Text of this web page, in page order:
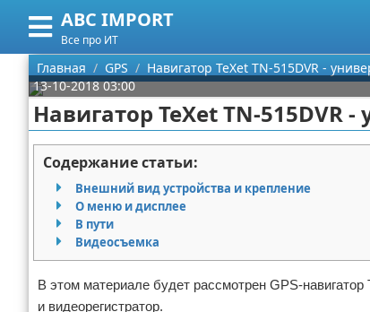
ABC IMPORT
Все про ИТ
Меню
Главная
Категории
Программирование
Оборудование
Ноутбуки
Сотовые телефоны
Электроника
Поиск
О проекте
Контакты
Сотрудничество
Размещение рекламы
Главная GPS
Навигатор TeXet TN-515DVR -
13-10-2018 03:00
Навигатор TeXet TN-
Содержание статьи:
Внешний вид устройства и крепление
О меню и дисплее
В пути
Видеосъемка
В этом материале будет рассмотрен GPS-
и видеорегистратор.